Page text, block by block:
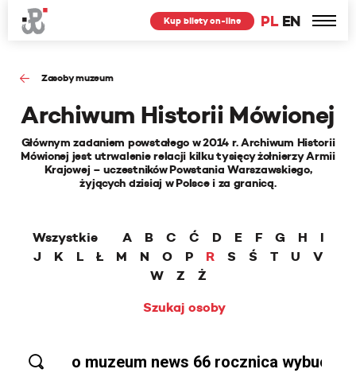
PL EN
Kup bilety on-line
Zasoby muzeum
Archiwum Historii Mówionej
Głównym zadaniem powstałego w 2014 r. Archiwum Historii
Mówionej jest utrwalenie relacji kilku tysięcy żołnierzy Armii
Krajowej – uczestników Powstania Warszawskiego,
żyjących dzisiaj w Polsce i za granicą.
Wszystkie A B C Ć D E F G H
I
J
K L Ł M N O P R S Ś T U
V
W
Z
Ż
Szukaj osoby